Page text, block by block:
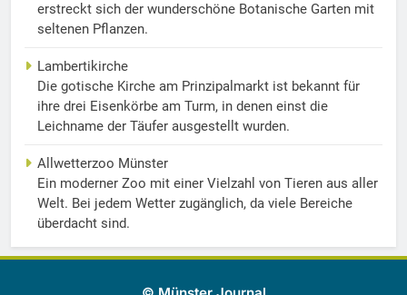
erstreckt sich der wunderschöne Botanische Garten mit
seltenen Pflanzen.
Lambertikirche
Die gotische Kirche am Prinzipalmarkt ist bekannt für
ihre drei Eisenkörbe am Turm, in denen einst die
Leichname der Täufer ausgestellt wurden.
Allwetterzoo Münster
Ein moderner Zoo mit einer Vielzahl von Tieren aus aller
Welt. Bei jedem Wetter zugänglich, da viele Bereiche
überdacht sind.